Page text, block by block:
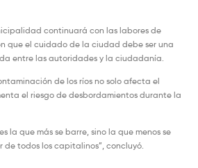
continuará con las labores de
que el cuidado de la ciudad debe ser una
entre las autoridades y la ciudadanía.
de los ríos no solo afecta el
el riesgo de desbordamientos durante la
la que más se barre, sino la que menos se
de todos los capitalinos”, concluyó.